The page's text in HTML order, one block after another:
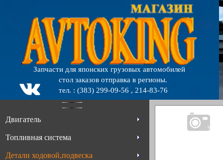
Запчасти для японских грузовых автомобилей
стол заказов отправка в регионы.
тел. : (383) 299-09-56 , 214-83-76
Двигатель
Топливная система
Детали ходовой,подвеска